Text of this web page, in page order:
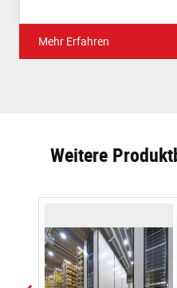
Mehr Erfahren
Weitere